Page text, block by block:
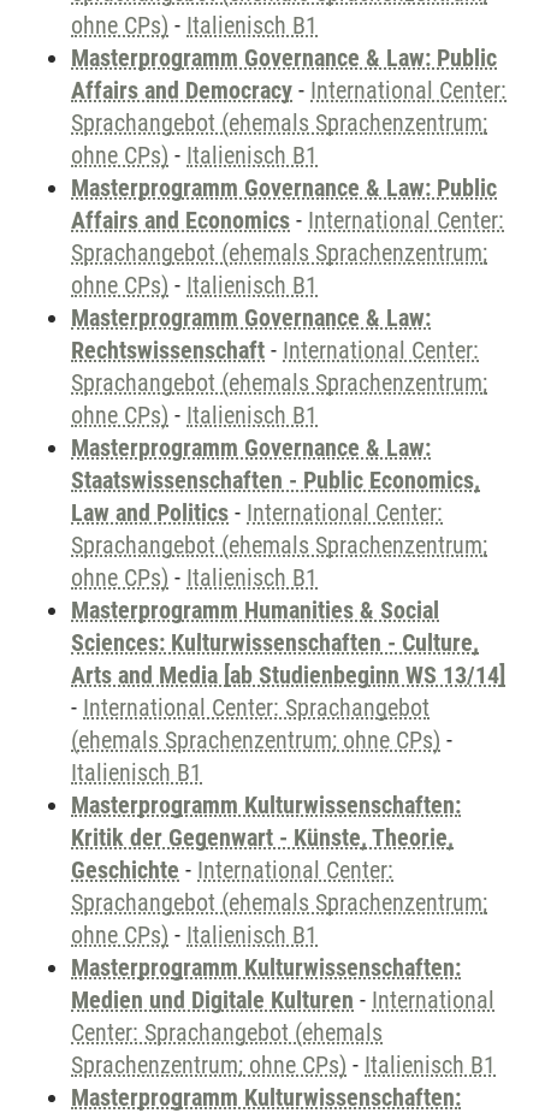
ohne CPs) - Italienisch B1
Masterprogramm Governance & Law: Public
Affairs and Democracy - International Center:
Sprachangebot (ehemals Sprachenzentrum;
ohne CPs) - Italienisch B1
Masterprogramm Governance & Law: Public
Affairs and Economics - International Center:
Sprachangebot (ehemals Sprachenzentrum;
ohne CPs) - Italienisch B1
Masterprogramm Governance & Law:
Rechtswissenschaft - International Center:
Sprachangebot (ehemals Sprachenzentrum;
ohne CPs) - Italienisch B1
Masterprogramm Governance & Law:
Staatswissenschaften - Public Economics,
Law and Politics - International Center:
Sprachangebot (ehemals Sprachenzentrum;
ohne CPs) - Italienisch B1
Masterprogramm Humanities & Social
Sciences: Kulturwissenschaften - Culture,
Arts and Media [ab Studienbeginn WS 13/14]
- International Center: Sprachangebot
(ehemals Sprachenzentrum; ohne CPs) -
Italienisch B1
Masterprogramm Kulturwissenschaften:
Kritik der Gegenwart - Künste, Theorie,
Geschichte - International Center:
Sprachangebot (ehemals Sprachenzentrum;
ohne CPs) - Italienisch B1
Masterprogramm Kulturwissenschaften:
Medien und Digitale Kulturen - International
Center: Sprachangebot (ehemals
Sprachenzentrum; ohne CPs) - Italienisch B1
Masterprogramm Kulturwissenschaften: